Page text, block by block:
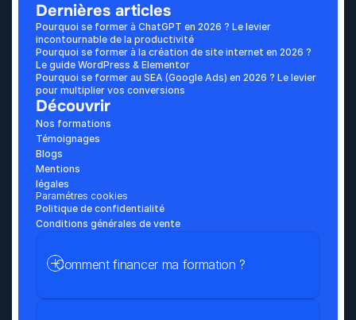
Dernières articles
Pourquoi se former à ChatGPT en 2026 ? Le levier
incontournable de la productivité
Pourquoi se former à la création de site internet en 2026 ?
Le guide WordPress & Elementor
Pourquoi se former au SEA (Google Ads) en 2026 ? Le levier
pour multiplier vos conversions
Découvrir
Nos formations
Témoignages
Blogs
Mentions
légales
Paramétres cookies
Politique de confidentialité
Conditions générales de vente
Comment financer ma formation ?